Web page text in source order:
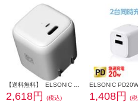
2,618円 (税込) 1,408円 (